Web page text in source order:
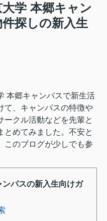
大学 本郷キャン
探しの新入生
本郷キャンパスで新生活
て、キャンパスの特徴や
ークル活動などを先輩と
とめてみました。不安と
このブログが少しでも参
ンパスの新入生向けガ